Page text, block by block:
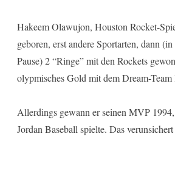
Hakeem Olawujon, Houston Rocket-
geboren, erst andere Sportarten, dann
Pause) 2 “Ringe” mit den Rockets
olypmisches Gold mit dem Dream-
Allerdings gewann er seinen MVP
Jordan Baseball spielte. Das